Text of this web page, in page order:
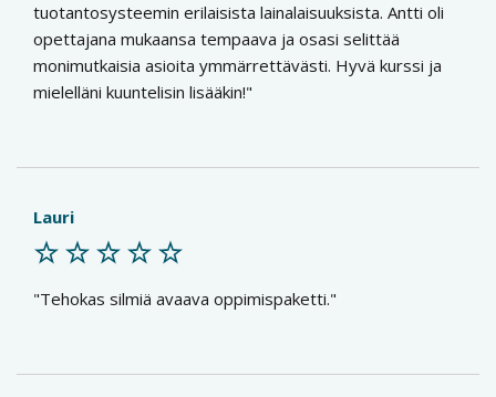
tuotantosysteemin erilaisista lainalaisuuksista. Antti oli
opettajana mukaansa tempaava ja osasi selittää
monimutkaisia asioita ymmärrettävästi. Hyvä kurssi ja
mielelläni kuuntelisin lisääkin!
Lauri
Tehokas silmiä avaava oppimispaketti.